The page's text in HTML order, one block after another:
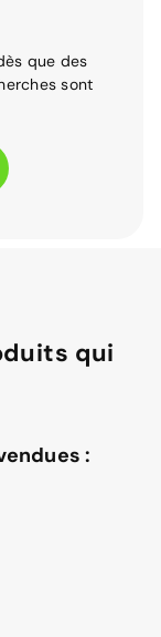
que des
sont
qui
: